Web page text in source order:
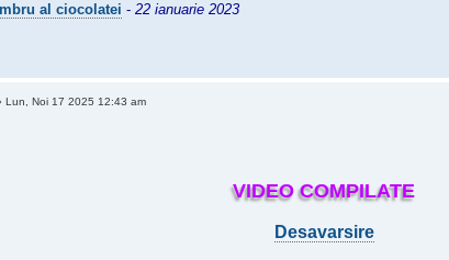
al ciocolatei - 22 ianuarie 2023
Lun, Noi 17 2025 12:43 am
VIDEO COMPILATE
Desavarsire